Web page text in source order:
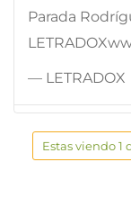
Parada
— LETRADOX
Estas viendo 1